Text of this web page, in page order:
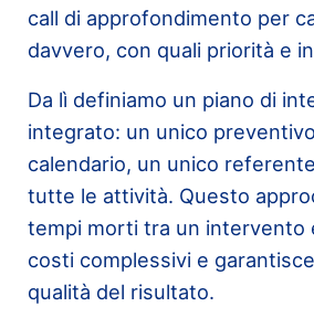
call di approfondimento per
davvero, con quali priorità e
Da lì definiamo un piano di
integrato: un unico
calendario, un unico
tutte le attività. Questo
tempi morti tra un intervento
costi complessivi e
qualità del risultato.